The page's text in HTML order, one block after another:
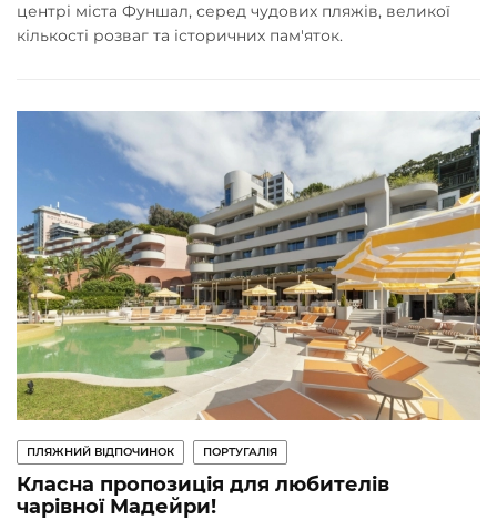
центрі міста Фуншал, серед чудових пляжів, великої
кількості розваг та історичних пам'яток.
ПЛЯЖНИЙ ВІДПОЧИНОК ПОРТУГАЛІЯ
Класна пропозиція для любителів
чарівної Мадейри!